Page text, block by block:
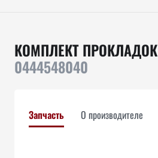
КОМПЛЕКТ ПРОКЛАДОК
0444548040
Запчасть О производителе